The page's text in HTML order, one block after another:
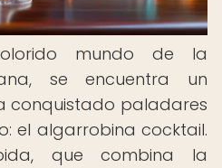
mundo de la
se encuentra un
conquistado paladares
el algarrobina cocktail.
que combina la